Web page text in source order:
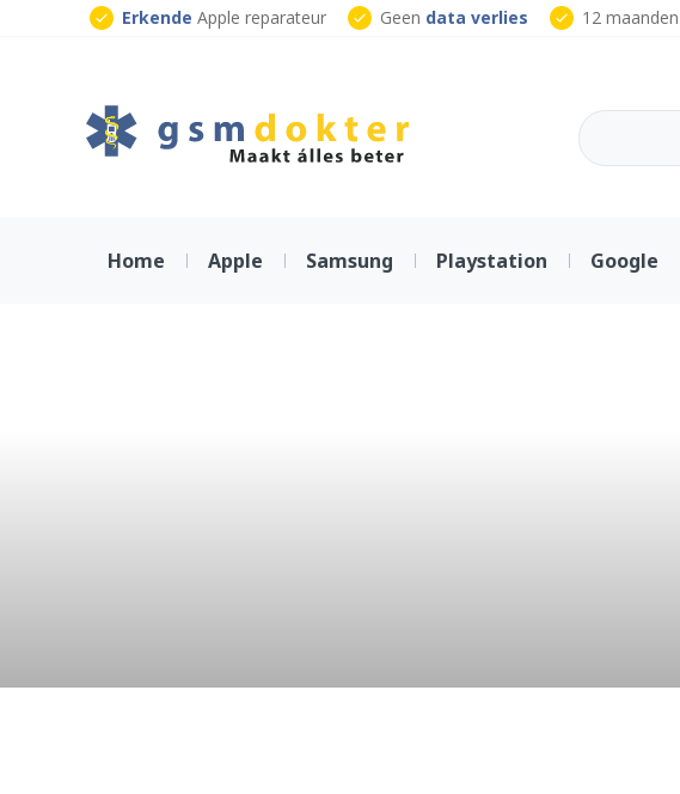
Erkende Apple reparateur Geen data verlies 12 maanden
Home Apple Samsung Playstation Google